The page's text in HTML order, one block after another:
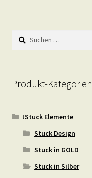
Suchen
nach:
Produkt-Kategorien
!Stuck Elemente
Stuck Design
Stuck in GOLD
Stuck in Silber